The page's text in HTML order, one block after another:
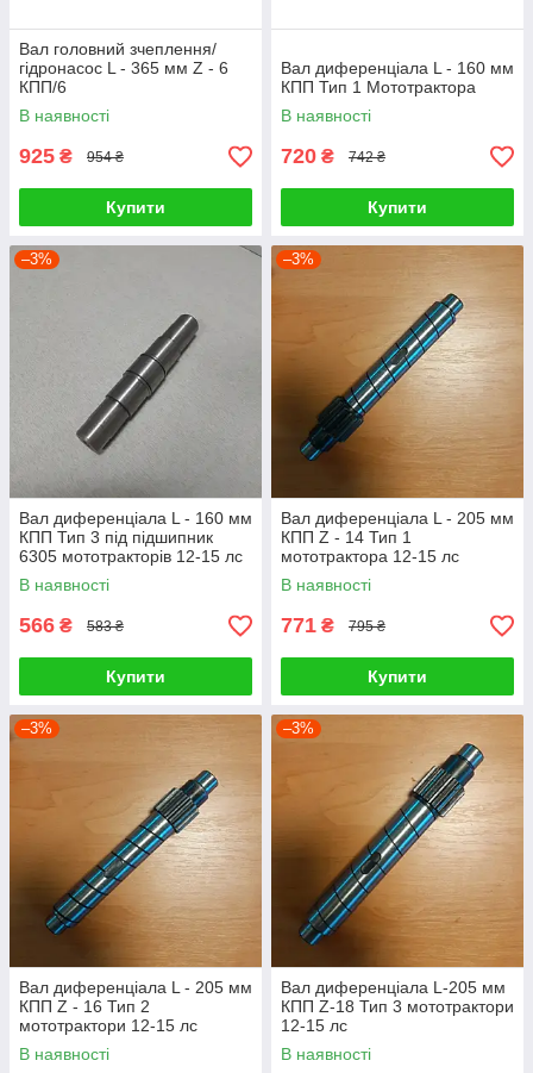
Вал головний зчеплення/
гідронасос L - 365 мм Z - 6
КПП/6
В наявності
925 ₴ 954 ₴
Купити
Вал диференціала L - 160 мм
КПП Тип 1 Мототрактора
В наявності
720 ₴ 742 ₴
Купити
–3%
Вал диференціала L - 160 мм
КПП Тип 3 під підшипник
6305 мототракторів 12-15 лс
В наявності
566 ₴ 583 ₴
Купити
–3%
Вал диференціала L - 205 мм
КПП Z - 14 Тип 1
мототрактора 12-15 лс
В наявності
771 ₴ 795 ₴
Купити
–3%
Вал диференціала L - 205 мм
КПП Z - 16 Тип 2
мототрактори 12-15 лс
В наявності
–3%
Вал диференціала L-205 мм
КПП Z-18 Тип 3 мототрактори
12-15 лс
В наявності